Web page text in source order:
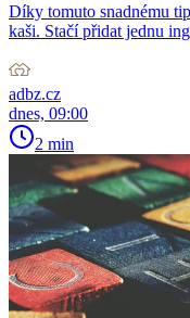
Díky tomuto snadnému
kaši. Stačí přidat jednu
adbz.cz
dnes, 09:00
2 min